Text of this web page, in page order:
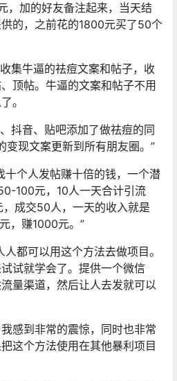
，加的好友备注起来，当天结
的，之前花的1800元买了50个
集牛逼的祛痘文案和帖子，收
顶帖。牛逼的文案和帖子不用
。
抖音、贴吧添加了做祛痘的同
变现文案更新到所有朋友圈。”
十个人发帖赚十倍的钱，一个潜
100元，10人一天合计引流
成交50人，一天的收入就是
，赚1000元。”
都可以用这个方法去做项目。
试就学会了。提供一个微信
量渠道，然后让人去发就可以
感到非常的震惊，同时也非常
这个方法使用在其他暴利项目